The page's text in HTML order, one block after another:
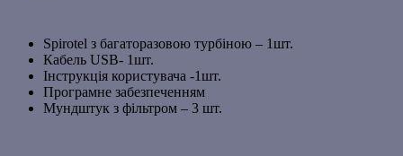
Spirotel з багаторазовою турбіною – 1шт.
Кабель USB- 1шт.
Інструкція користувача -1шт.
Програмне забезпеченням
Мундштук з фільтром – 3 шт.